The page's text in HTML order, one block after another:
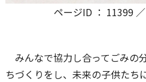
ページID ： 11399
みんなで協力し合ってごみの
ちづくりをし、未来の子供たち